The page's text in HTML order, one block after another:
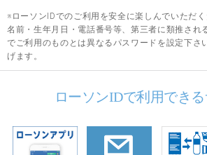
※ローソンIDでのご利用を安全に楽しんでいただく
名前・生年月日・電話番号等、第三者に類推され
でご利用のものとは異なるパスワードを設定下さ
げます。
ローソンIDで利用でき